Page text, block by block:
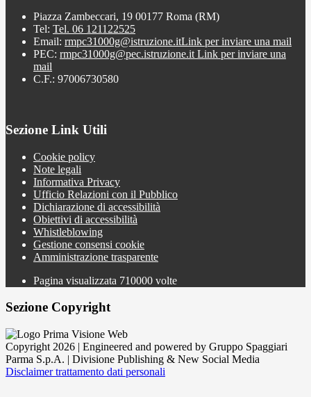
Piazza Zambeccari, 19 00177 Roma (RM)
Tel: Tel. 06 121122525
Email: rmpc31000g@istruzione.itLink per inviare una mail
PEC: rmpc31000g@pec.istruzione.it Link per inviare una
mail
C.F.: 97006730580
Sezione Link Utili
Cookie policy
Note legali
Informativa Privacy
Ufficio Relazioni con il Pubblico
Dichiarazione di accessibilità
Obiettivi di accessibilità
Whistleblowing
Gestione consensi cookie
Amministrazione trasparente
Pagina visualizzata 710000 volte
Sezione Copyright
Copyright 2026 | Engineered and powered by Gruppo Spaggiari
Parma S.p.A. | Divisione Publishing & New Social Media
Disclaimer trattamento dati personali